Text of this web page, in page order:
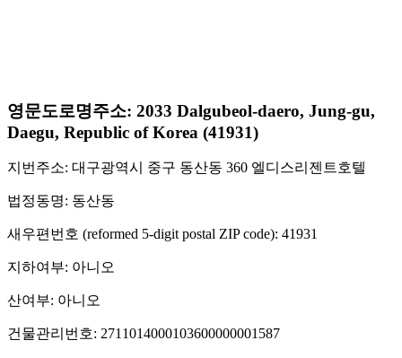
영문도로명주소: 2033 Dalgubeol-daero, Jung-gu,
Daegu, Republic of Korea (41931)
지번주소: 대구광역시 중구 동산동 360 엘디스리젠트호텔
법정동명: 동산동
새우편번호 (reformed 5-digit postal ZIP code): 41931
지하여부: 아니오
산여부: 아니오
건물관리번호: 2711014000103600000001587